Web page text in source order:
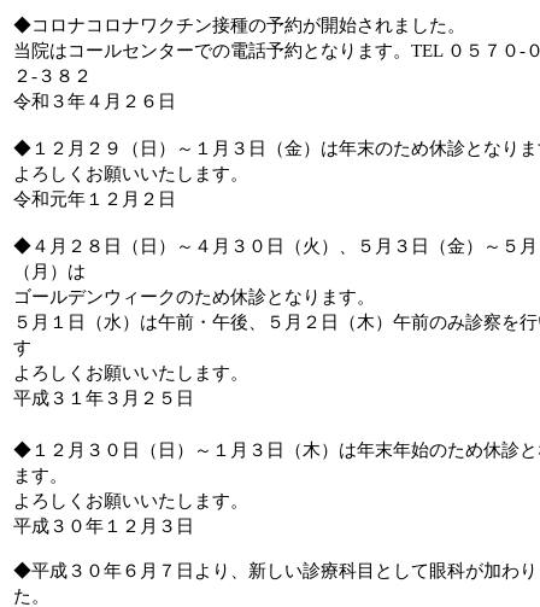
◆コロナコロナワクチン接種の予約が開始されました。
当院はコールセンターでの電話予約となります。TEL ０５７０-
２-３８２
令和３年４月２６日
◆ １２月２９（日）～１月３日（金）は年末のため休診となり
よろしくお願いいたします。
令和元年１２月２日
◆４月２８日（日）～４月３０日（火）、５月３日（金）～５
（月）は
ゴールデンウィークのため休診となります。
５月１日（水）は午前・午後、５月２日（木）午前のみ診察を
す
よろしくお願いいたします。
平成３１年３月２５日
◆ １２月３０日（日）～１月３日（木）は年末年始のため休診
ます。
よろしくお願いいたします。
平成３０年１２月３日
◆平成３０年６月７日より、新しい診療科目として眼科が加わ
た。